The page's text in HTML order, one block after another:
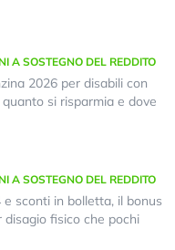
A SOSTEGNO DEL REDDITO
2026 per disabili con
si risparmia e dove
A SOSTEGNO DEL REDDITO
e sconti in bolletta, il bonus
disagio fisico che pochi